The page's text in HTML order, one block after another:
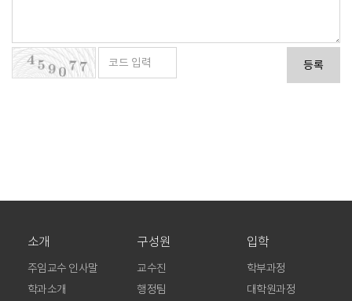
등록
소개
주임교수 인사말
학과소개
구성원
교수진
행정팀
입학
학부과정
대학원과정